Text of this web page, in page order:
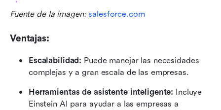
Fuente de la imagen: salesforce.com
Ventajas:
Escalabilidad: Puede manejar las necesidades
complejas y a gran escala de las empresas.
Herramientas de asistente inteligente: Incluye
Einstein AI para ayudar a las empresas a